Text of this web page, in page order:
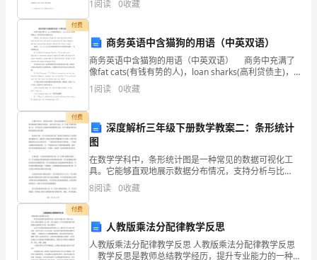
出），取出假山石后，水面下降了5cm。这座
1阅读 0收藏
付费
商务英语中含猫狗的用语（中英双语）
商务英语中含猫狗的用语（中英双语） 商务中充满了
像fat cats(有钱有势的人)，loan sharks(高利贷债主)，
和含有其它动物的习语。 Indeed, the business id
1阅读 0收藏
付费
深度解析三年级下册数学教案二：条形统计
图
在数学学科中，条形统计图是一种常见的数据可视化工
具。它能够直观地展示数据分布情况，支持分析与比
较。在三年级下册数学教案二中，学生将会学习到如何
绘制条形统计图，并且了解如何使用该图表来解决实际
8阅读 0收藏
付费
人教版乘法分配律教学反思
人教版乘法分配律教学反思 人教版乘法分配律教学反思
教学反思是教师总结教学经历，提升专业能力的一种